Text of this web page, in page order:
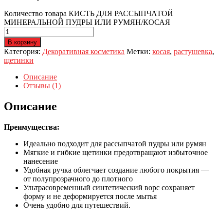
Количество товара КИСТЬ ДЛЯ РАССЫПЧАТОЙ
МИНЕРАЛЬНОЙ ПУДРЫ ИЛИ РУМЯН/КОСАЯ
В корзину
Категория: Декоративная косметика Метки: косая, растушевка,
щетинки
Описание
Отзывы (1)
Описание
Преимущества:
Идеально подходит для рассыпчатой пудры или румян
Мягкие и гибкие щетинки предотвращают избыточное
нанесение
Удобная ручка облегчает создание любого покрытия —
от полупрозрачного до плотного
Ультрасовременный синтетический ворс сохраняет
форму и не деформируется после мытья
Очень удобно для путешествий.